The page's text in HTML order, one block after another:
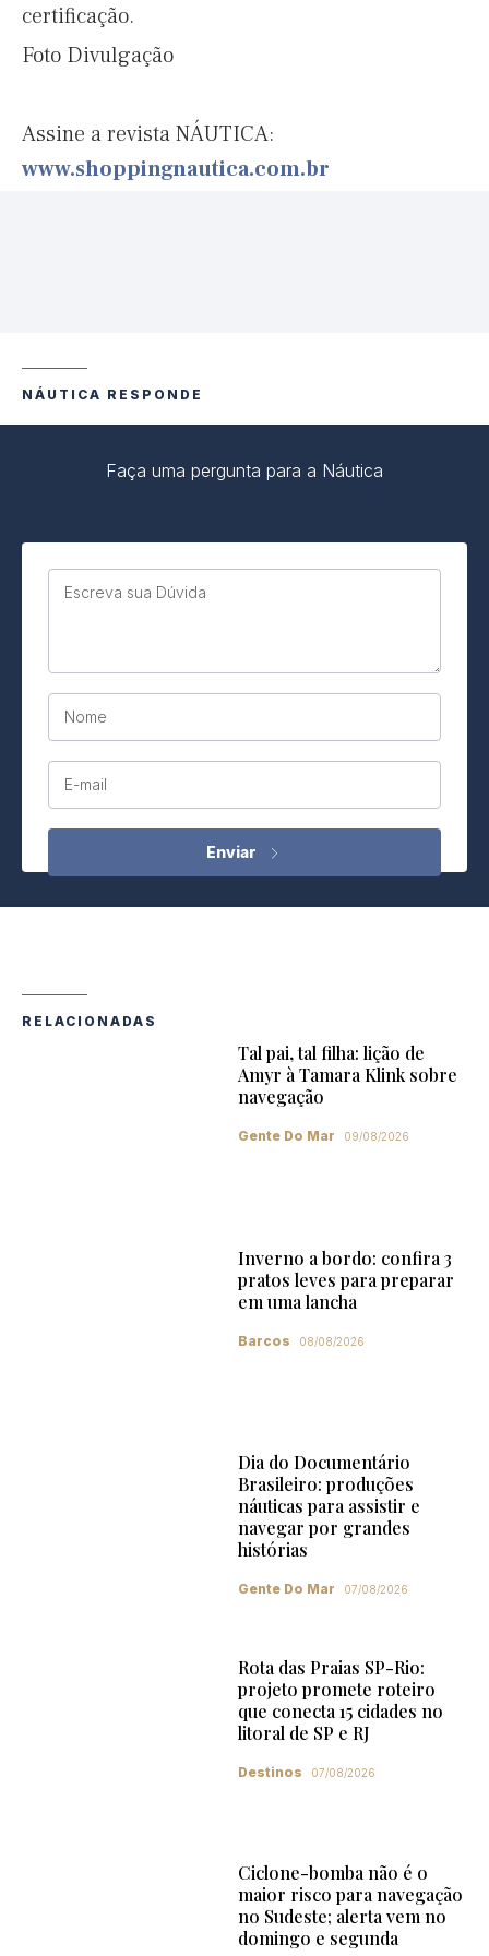
certificação.
Foto Divulgação
Assine a revista NÁUTICA:
www.shoppingnautica.com.br
NÁUTICA RESPONDE
Faça uma pergunta para a Náutica
Escreva sua Dúvida
Nome
E-mail
RELACIONADAS
Tal pai, tal filha: lição de
Amyr à Tamara Klink sobre
navegação
Gente Do Mar 09/08/2026
Inverno a bordo: confira 3
pratos leves para preparar
em uma lancha
Barcos 08/08/2026
Dia do Documentário
Brasileiro: produções
náuticas para assistir e
navegar por grandes
histórias
Gente Do Mar 07/08/2026
Rota das Praias SP-Rio:
projeto promete roteiro
que conecta 15 cidades no
litoral de SP e RJ
Destinos 07/08/2026
Ciclone-bomba não é o
maior risco para navegação
no Sudeste; alerta vem no
domingo e segunda